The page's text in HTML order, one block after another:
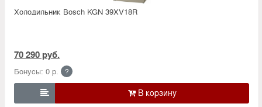
Холодильник Bosсh KGN 39XV18R
70 290 руб.
Бонусы: 0 р. ?
